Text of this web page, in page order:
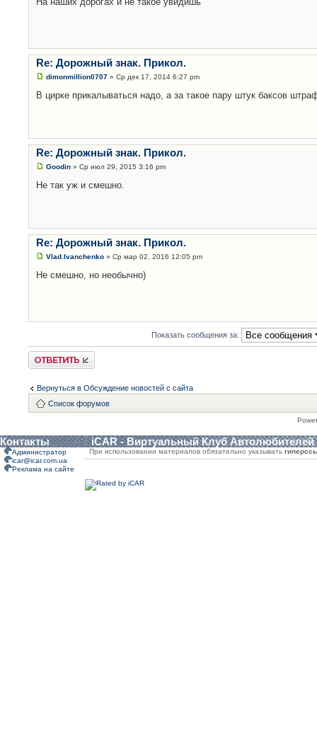
Re: Дорожный знак. Прикол.
dimonmillion0707 » Ср дек 17, 2014 6:27 pm
В цирке прикалываться надо, а за такое пару штук баксов
Re: Дорожный знак. Прикол.
Goodin » Ср июл 29, 2015 3:16 pm
Не так уж и смешно.
Re: Дорожный знак. Прикол.
Vlad.Ivanchenko » Ср мар 02, 2016 12:05 pm
Не смешно, но необычно)
Показать сообщения за:
Ответить
Вернуться в Обсуждение новостей с сайта
Список форумов
Контакты iCAR - Виртуальный Клуб Автолюбителей
Администратор
icar@icar.com.ua
Реклама на сайте
При использовании материалов обязательно указывать